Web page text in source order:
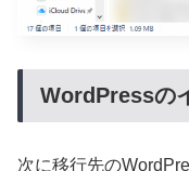
WordPressの
次に移行先の